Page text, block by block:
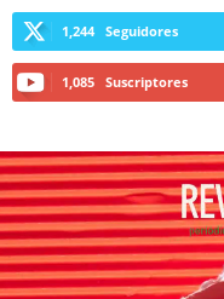
1,244 Seguidores
1,085 Suscriptores